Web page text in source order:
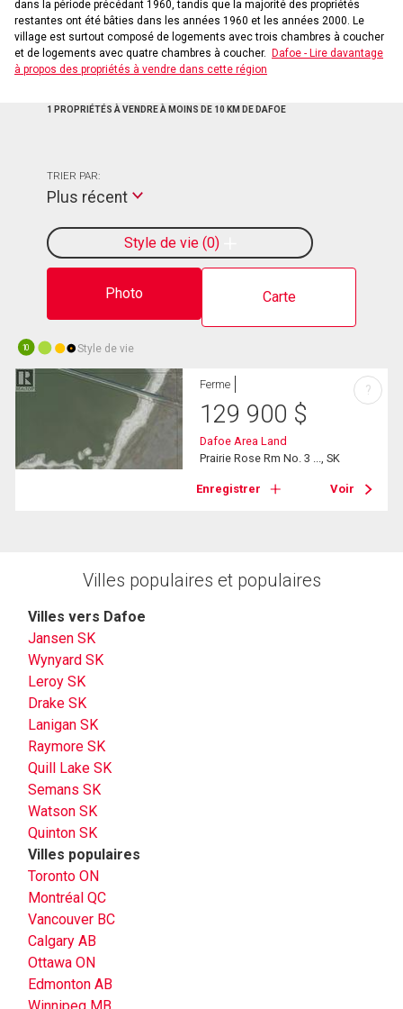
dans la période précédant 1960, tandis que la majorité des propriétés
restantes ont été bâties dans les années 1960 et les années 2000. Le
village est surtout composé de logements avec trois chambres à coucher
et de logements avec quatre chambres à coucher.
Dafoe - Lire davantage
à propos des propriétés à vendre dans cette région
1 PROPRIÉTÉS À VENDRE À MOINS DE 10 KM DE DAFOE
Photo Carte
Style de vie 0
TRIER PAR:
Plus récent
10 Style de vie
Ferme
129 900 $
Dafoe Area Land
Prairie Rose Rm No. 3 ..., SK
Enregistrer Voir
?
Villes populaires et populaires
Villes vers Dafoe
Jansen SK
Wynyard SK
Leroy SK
Drake SK
Lanigan SK
Raymore SK
Quill Lake SK
Semans SK
Watson SK
Quinton SK
Villes populaires
Toronto ON
Montréal QC
Vancouver BC
Calgary AB
Ottawa ON
Edmonton AB